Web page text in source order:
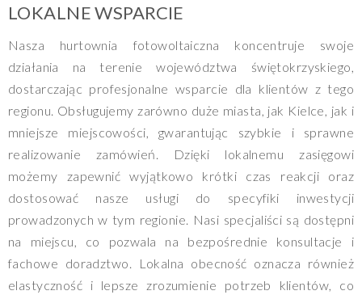
LOKALNE WSPARCIE
Nasza hurtownia fotowoltaiczna koncentruje swoje
działania na terenie województwa świętokrzyskiego,
dostarczając profesjonalne wsparcie dla klientów z tego
regionu. Obsługujemy zarówno duże miasta, jak Kielce, jak i
mniejsze miejscowości, gwarantując szybkie i sprawne
realizowanie zamówień. Dzięki lokalnemu zasięgowi
możemy zapewnić wyjątkowo krótki czas reakcji oraz
dostosować nasze usługi do specyfiki inwestycji
prowadzonych w tym regionie. Nasi specjaliści są dostępni
na miejscu, co pozwala na bezpośrednie konsultacje i
fachowe doradztwo. Lokalna obecność oznacza również
elastyczność i lepsze zrozumienie potrzeb klientów, co